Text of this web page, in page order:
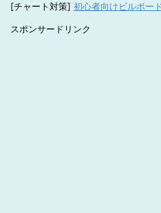
[チャート対策] 初心者向けビルボー
スポンサードリンク